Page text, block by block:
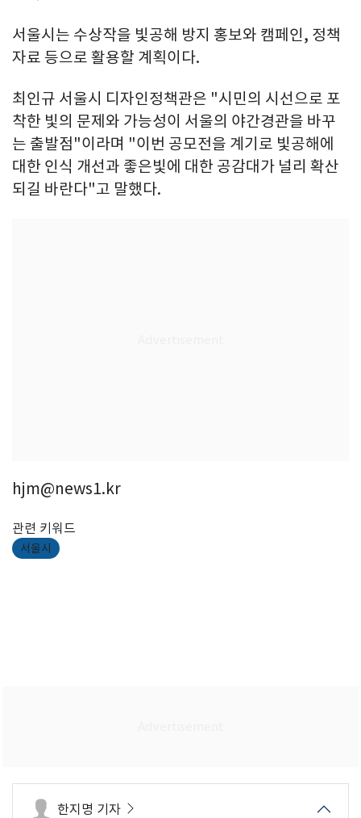
서울시는 수상작을 빛공해 방지 홍보와 캠페인, 정책
자료 등으로 활용할 계획이다.
최인규 서울시 디자인정책관은 "시민의 시선으로 포
착한 빛의 문제와 가능성이 서울의 야간경관을 바꾸
는 출발점"이라며 "이번 공모전을 계기로 빛공해에
대한 인식 개선과 좋은빛에 대한 공감대가 널리 확산
되길 바란다"고 말했다.
hjm@news1.kr
관련 키워드
서울시
한지명 기자